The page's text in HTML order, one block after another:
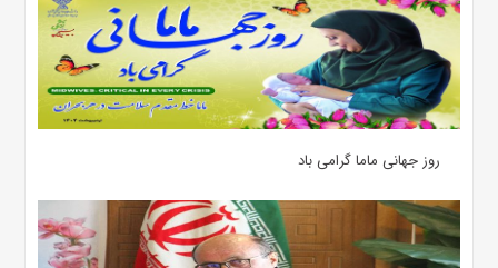
روز جهانی ماما گرامی باد